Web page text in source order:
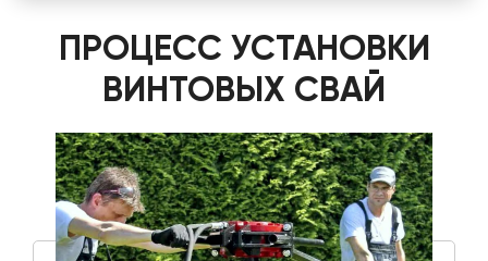
ПРОЦЕСС УСТАНОВКИ
ВИНТОВЫХ СВАЙ